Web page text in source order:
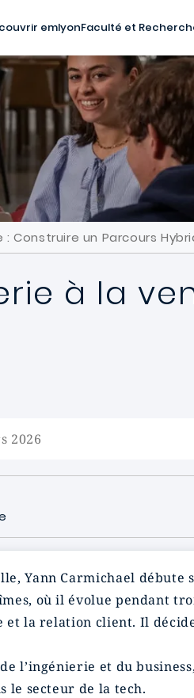
emlyonFaculté et
: Construire un Parcours
à la
2026
Yann Carmichael débute
où il évolue pendant
et la relation client. Il
l’ingénierie et du
le secteur de la tech.